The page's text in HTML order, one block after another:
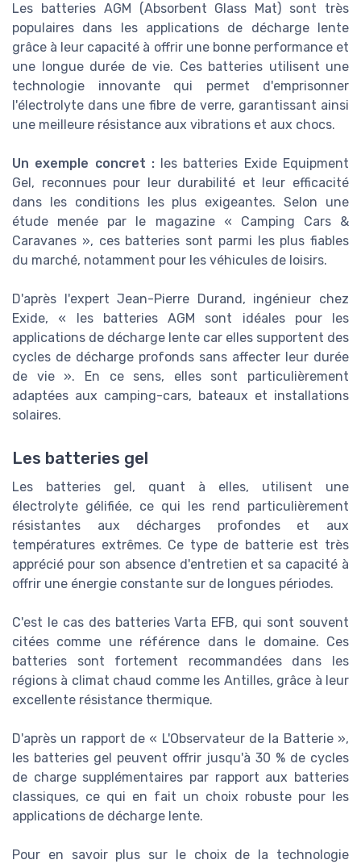
Les batteries AGM (Absorbent Glass Mat) sont très
populaires dans les applications de décharge lente
grâce à leur capacité à offrir une bonne performance et
une longue durée de vie. Ces batteries utilisent une
technologie innovante qui permet d'emprisonner
l'électrolyte dans une fibre de verre, garantissant ainsi
une meilleure résistance aux vibrations et aux chocs.
Un exemple concret :les batteries Exide Equipment
Gel, reconnues pour leur durabilité et leur efficacité
dans les conditions les plus exigeantes. Selon une
étude menée par le magazine « Camping Cars &
Caravanes », ces batteries sont parmi les plus fiables
du marché, notamment pour les véhicules de loisirs.
D'après l'expert Jean-Pierre Durand, ingénieur chez
Exide, « les batteries AGM sont idéales pour les
applications de décharge lente car elles supportent des
cycles de décharge profonds sans affecter leur durée
de vie ». En ce sens, elles sont particulièrement
adaptées aux camping-cars, bateaux et installations
solaires.
Les batteries gel
Les batteries gel, quant à elles, utilisent une
électrolyte gélifiée, ce qui les rend particulièrement
résistantes aux décharges profondes et aux
températures extrêmes. Ce type de batterie est très
apprécié pour son absence d'entretien et sa capacité à
offrir une énergie constante sur de longues périodes.
C'est le cas des batteries Varta EFB, qui sont souvent
citées comme une référence dans le domaine. Ces
batteries sont fortement recommandées dans les
régions à climat chaud comme les Antilles, grâce à leur
excellente résistance thermique.
D'après un rapport de « L'Observateur de la Batterie »,
les batteries gel peuvent offrir jusqu'à 30 % de cycles
de charge supplémentaires par rapport aux batteries
classiques, ce qui en fait un choix robuste pour les
applications de décharge lente.
Pour en savoir plus sur le choix de la technologie